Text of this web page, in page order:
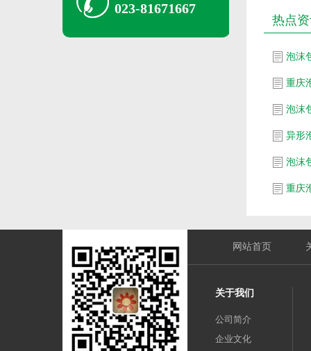
023-81671667
热点
泡沫
重庆
泡沫
异形
泡沫
重庆
网站首页
关于我们
公司简介
企业文化